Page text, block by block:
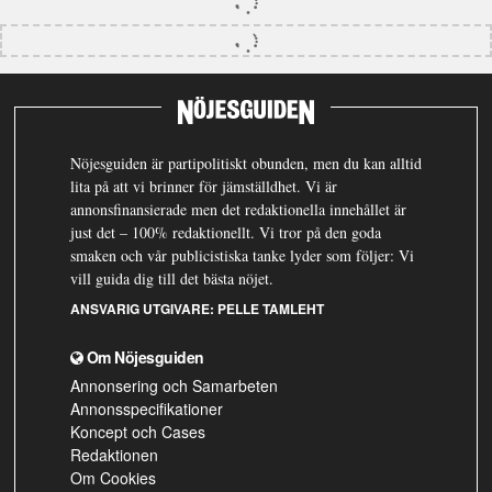
Nöjesguiden är partipolitiskt obunden, men du kan alltid
lita på att vi brinner för jämställdhet. Vi är
annonsfinansierade men det redaktionella innehållet är
just det – 100% redaktionellt. Vi tror på den goda
smaken och vår publicistiska tanke lyder som följer: Vi
vill guida dig till det bästa nöjet.
ANSVARIG UTGIVARE: PELLE TAMLEHT
Om Nöjesguiden
Annonsering och Samarbeten
Annonsspecifikationer
Koncept och Cases
Redaktionen
Om Cookies